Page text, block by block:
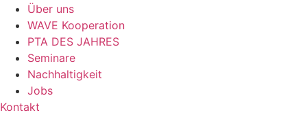
Über uns
WAVE Kooperation
PTA DES JAHRES
Seminare
Nachhaltigkeit
Jobs
Kontakt